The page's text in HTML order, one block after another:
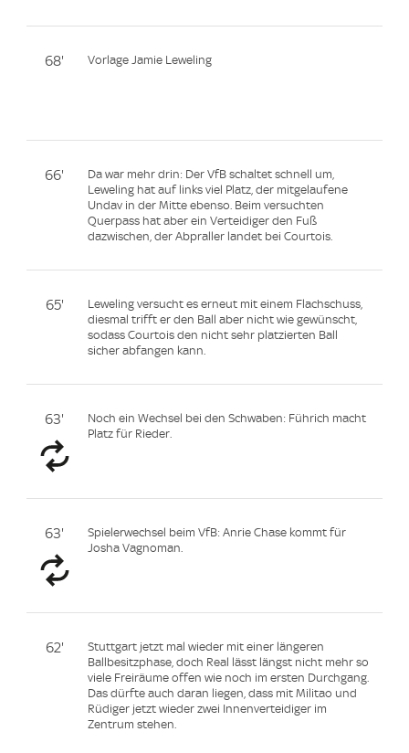
68' Vorlage Jamie Leweling
66'
Da war mehr drin: Der VfB schaltet schnell um,
Leweling hat auf links viel Platz, der mitgelaufene
Undav in der Mitte ebenso. Beim versuchten
Querpass hat aber ein Verteidiger den Fuß
dazwischen, der Abpraller landet bei Courtois.
65'
Leweling versucht es erneut mit einem Flachschuss,
diesmal trifft er den Ball aber nicht wie gewünscht,
sodass Courtois den nicht sehr platzierten Ball
sicher abfangen kann.
63'
Noch ein Wechsel bei den Schwaben: Führich macht
Platz für Rieder.
63'
Spielerwechsel beim VfB: Anrie Chase kommt für
Josha Vagnoman.
62'
Stuttgart jetzt mal wieder mit einer längeren
Ballbesitzphase, doch Real lässt längst nicht mehr so
viele Freiräume offen wie noch im ersten Durchgang.
Das dürfte auch daran liegen, dass mit Militao und
Rüdiger jetzt wieder zwei Innenverteidiger im
Zentrum stehen.